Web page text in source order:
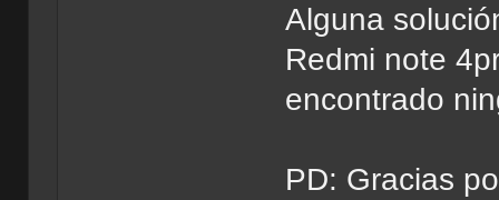
Alguna
Redmi note
encontrado
PD: Gracias